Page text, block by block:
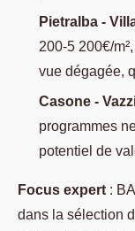
Pietralba -
200-5 200€/
vue dégagée,
Casone -
programmes
potentiel de
Focus expert :
dans la sélection